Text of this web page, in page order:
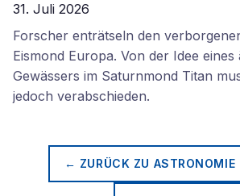
31. Juli 2026
Forscher enträtseln den
Eismond Europa. Von der Idee eines
Gewässers im Saturnmond Titan
jedoch verabschieden.
← ZURÜCK ZU ASTRONOMIE